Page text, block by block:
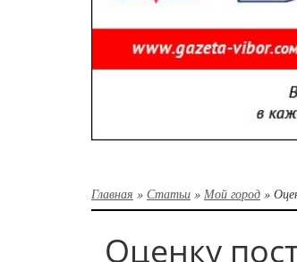
Главная » Статьи » Мой город »
Оценку